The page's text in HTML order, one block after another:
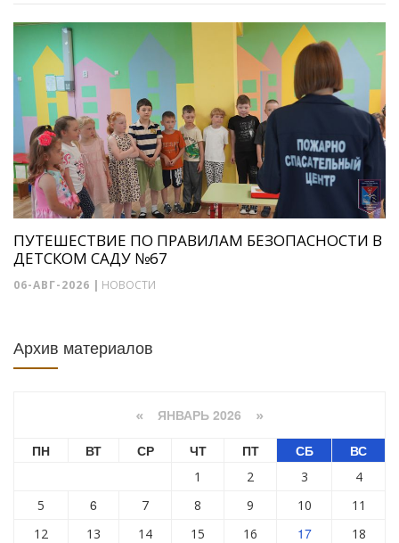
ПУТЕШЕСТВИЕ ПО ПРАВИЛАМ БЕЗОПАСНОСТИ В
ДЕТСКОМ САДУ №67
06-АВГ-2026 | НОВОСТИ
Архив материалов
« ЯНВАРЬ 2026 »
ПН ВТ СР ЧТ ПТ СБ ВС
1 2 3
4
5
6 7 8 9 10
11
12
13 14 15 16 17
18